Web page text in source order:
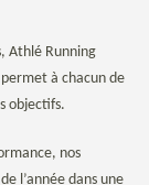
Athlé Running
à chacun de
objectifs.
nos
l’année dans une